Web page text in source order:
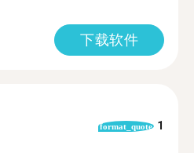
下载软件
format_quote 1